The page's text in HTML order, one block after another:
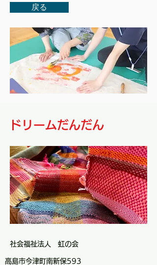
戻る
ドリームだんだん
社会福祉法人 虹の会
高島市今津町南新保593